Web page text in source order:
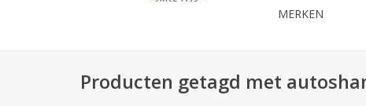
MERKEN
Producten getagd met